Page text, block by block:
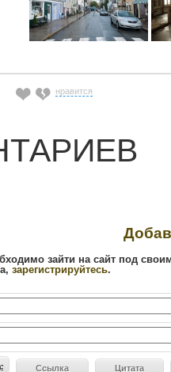
нравится
зайти на сайт под
зарегистрируйтесь.
Ссылка Цитата